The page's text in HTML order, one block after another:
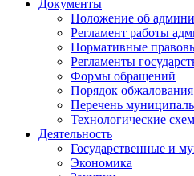
Документы
Положение об
Регламент работы
Нормативные
Регламенты
Формы обращений
Порядок обжалования
Перечень
Технологические
Деятельность
Государственные и
Экономика